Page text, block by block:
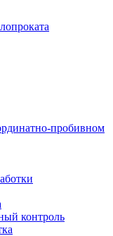
пробивном
контроль